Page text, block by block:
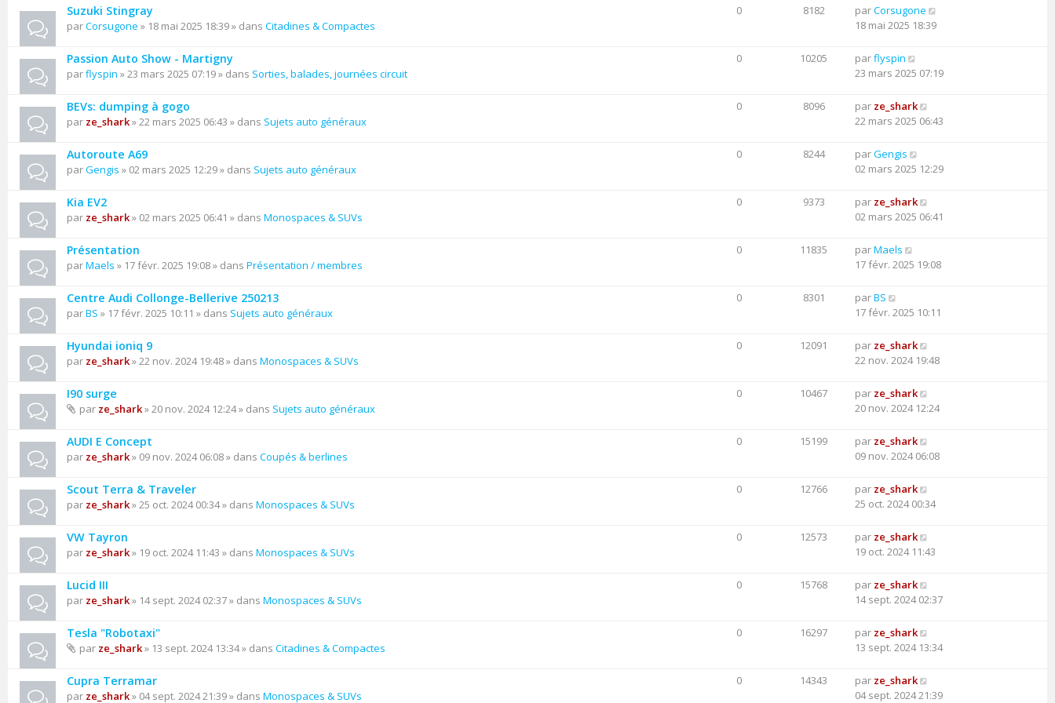
Suzuki Stingray
parCorsugone » 18 mai 2025 18:39 » dans Citadines & Compactes
0 8182 parCorsugone
18 mai 2025 18:39
Passion Auto Show - Martigny
parflyspin » 23 mars 2025 07:19 » dans Sorties, balades, journées circuit
0 10205 parflyspin
23 mars 2025 07:19
BEVs: dumping à gogo
par ze_shark» 22 mars 2025 06:43 » dans Sujets auto généraux
0 8096 par ze_shark
22 mars 2025 06:43
Autoroute A69
parGengis » 02 mars 2025 12:29 » dans Sujets auto généraux
0 8244 parGengis
02 mars 2025 12:29
Kia EV2
par ze_shark» 02 mars 2025 06:41 » dans Monospaces & SUVs
0 9373 par ze_shark
02 mars 2025 06:41
Présentation
parMaels » 17 févr. 2025 19:08 » dans Présentation / membres
0 11835 parMaels
17 févr. 2025 19:08
Centre Audi Collonge-Bellerive 250213
parBS » 17 févr. 2025 10:11 » dans Sujets auto généraux
0 8301 parBS
17 févr. 2025 10:11
Hyundai ioniq 9
par ze_shark» 22 nov. 2024 19:48 » dans Monospaces & SUVs
0 12091 par ze_shark
22 nov. 2024 19:48
I90 surge
par ze_shark» 20 nov. 2024 12:24 » dans Sujets auto généraux
0 10467 par ze_shark
20 nov. 2024 12:24
AUDI E Concept
par ze_shark» 09 nov. 2024 06:08 » dans Coupés & berlines
0 15199 par ze_shark
09 nov. 2024 06:08
Scout Terra & Traveler
par ze_shark» 25 oct. 2024 00:34 » dans Monospaces & SUVs
0 12766 par ze_shark
25 oct. 2024 00:34
VW Tayron
par ze_shark» 19 oct. 2024 11:43 » dans Monospaces & SUVs
0 12573 par ze_shark
19 oct. 2024 11:43
Lucid III
par ze_shark» 14 sept. 2024 02:37 » dans Monospaces & SUVs
0 15768 par ze_shark
14 sept. 2024 02:37
Tesla "Robotaxi"
par ze_shark» 13 sept. 2024 13:34 » dans Citadines & Compactes
0 16297 par ze_shark
13 sept. 2024 13:34
Cupra Terramar
par ze_shark» 04 sept. 2024 21:39 » dans Monospaces & SUVs
0 14343 par ze_shark
04 sept. 2024 21:39